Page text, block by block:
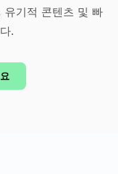
유기적 콘텐츠 및 빠
.